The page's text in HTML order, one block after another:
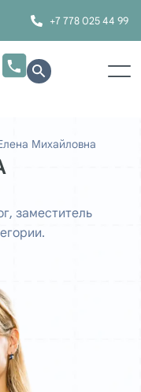
+7 778 025 44 99
Михайловна
заместитель